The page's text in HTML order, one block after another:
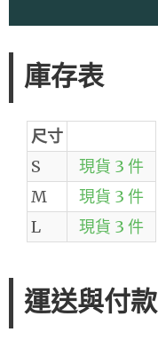
庫存表
尺寸
S
現貨 3 件
M
現貨 3 件
L
現貨 3 件
運送與付款